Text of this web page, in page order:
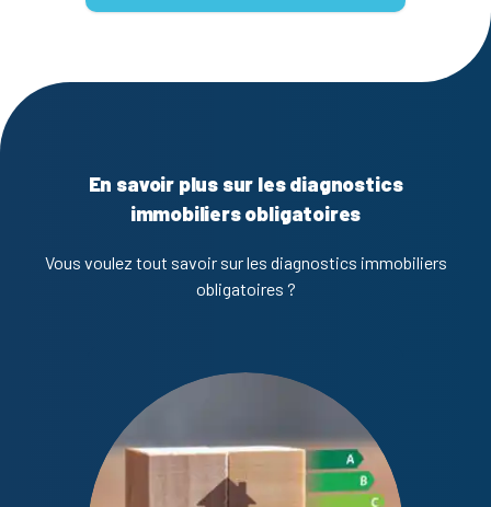
En savoir plus sur les diagnostics
immobiliers obligatoires
Vous voulez tout savoir sur les diagnostics immobiliers
obligatoires ?